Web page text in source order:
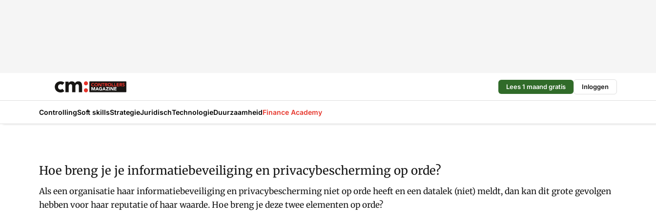
Lees 1 maand gratis Inloggen
ControllingSoft skillsStrategieJuridischTechnologieDuurzaamheidFinance Academy
Hoe breng je je informatiebeveiliging en privacybescherming op orde?
Als een organisatie haar informatiebeveiliging en privacybescherming niet op orde heeft en een datalek (niet) meldt, dan kan dit grote gevolgen
hebben voor haar reputatie of haar waarde. Hoe breng je deze twee elementen op orde?